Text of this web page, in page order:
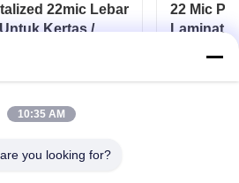
22mic Lebar
Kertas /
22 Mic
Film
10:35 AM
you looking for?